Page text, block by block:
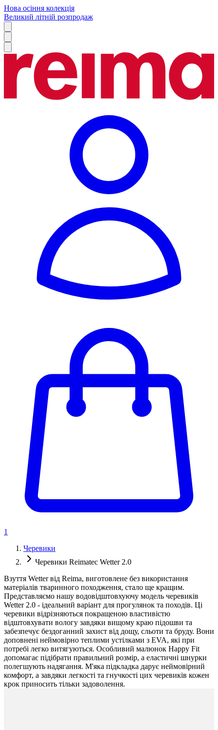
Нова осіння колекція
Великий літній розпродаж
1
Черевики
Черевики Reimatec Wetter 2.0
Взуття Wetter від Reima, виготовлене без використання
матеріалів тваринного походження, стало ще кращим.
Представляємо нашу водовідштовхуючу модель черевиків
Wetter 2.0 - ідеальний варіант для прогулянок та походів. Ці
черевики відрізняються покращеною властивістю
відштовхувати вологу завдяки вищому краю підошви та
забезпечує бездоганний захист від дощу, сльоти та бруду. Вони
доповнені неймовірно теплими устілками з EVA, які при
потребі легко витягуються. Особливий малюнок Happy Fit
допомагає підібрати правильний розмір, а еластичні шнурки
полегшують надягання. М'яка підкладка дарує неймовірний
комфорт, а завдяки легкості та гнучкості цих черевиків кожен
крок приносить тільки задоволення.